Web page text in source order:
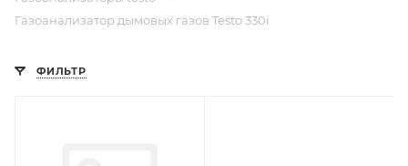
Газоанализатор дымовых газов Testo 330i
ФИЛЬТР